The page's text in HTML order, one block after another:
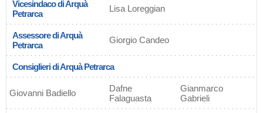
Vicesindaco di Arquà
Petrarca
Lisa Loreggian
Assessore di Arquà
Petrarca
Giorgio Candeo
Consiglieri di Arquà Petrarca
Giovanni Badiello
Dafne
Falaguasta
Gianmarco
Gabrieli